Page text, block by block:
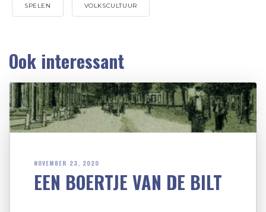
SPELEN VOLKSCULTUUR
Ook interessant
NOVEMBER 23, 2020
EEN BOERTJE VAN DE BILT